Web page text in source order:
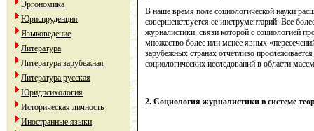
Эргономика
Юриспруденция
Языковедение
Литература
Литература зарубежная
Литература русская
Юридпсихология
Историческая личность
Иностранные языки
В наше время поле социологической науки
совершенствуется ее инструментарий. Все
журналистики, связи которой с социологией
множество более или менее явных
зарубежных странах отчетливо
социологических исследований в области
2. Социология журналистики в системе